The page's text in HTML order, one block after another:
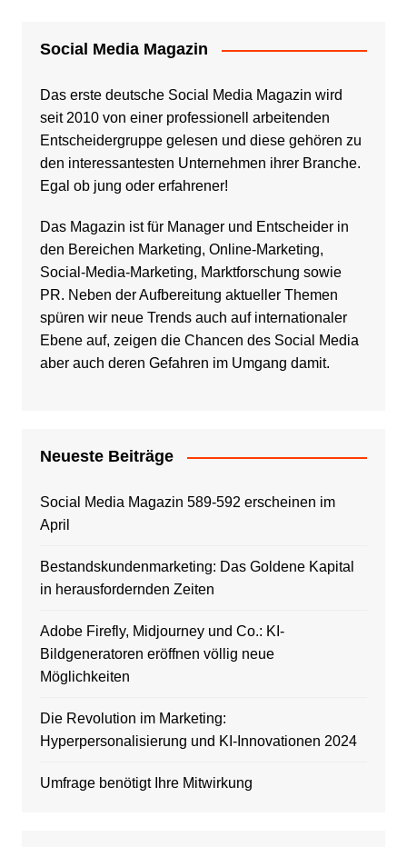
Social Media Magazin
Das erste deutsche Social Media Magazin wird
seit 2010 von einer professionell arbeitenden
Entscheidergruppe gelesen und diese gehören zu
den interessantesten Unternehmen ihrer Branche.
Egal ob jung oder erfahrener!
Das Magazin ist für Manager und Entscheider in
den Bereichen Marketing, Online-Marketing,
Social-Media-Marketing, Marktforschung sowie
PR. Neben der Aufbereitung aktueller Themen
spüren wir neue Trends auch auf internationaler
Ebene auf, zeigen die Chancen des Social Media
aber auch deren Gefahren im Umgang damit.
Neueste Beiträge
Social Media Magazin 589-592 erscheinen im
April
Bestandskundenmarketing: Das Goldene Kapital
in herausfordernden Zeiten
Adobe Firefly, Midjourney und Co.: KI-
Bildgeneratoren eröffnen völlig neue
Möglichkeiten
Die Revolution im Marketing:
Hyperpersonalisierung und KI-Innovationen 2024
Umfrage benötigt Ihre Mitwirkung